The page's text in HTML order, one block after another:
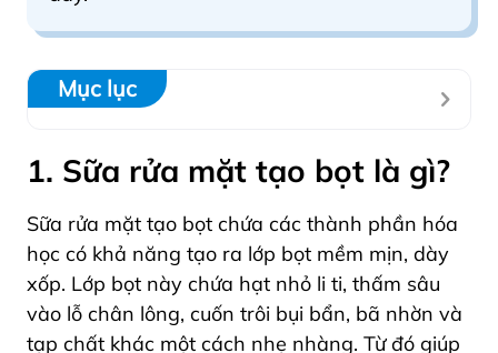
Mục lục
1. Sữa rửa mặt tạo bọt là gì?
Sữa rửa mặt tạo bọt chứa các thành phần hóa
học có khả năng tạo ra lớp bọt mềm mịn, dày
xốp. Lớp bọt này chứa hạt nhỏ li ti, thấm sâu
vào lỗ chân lông, cuốn trôi bụi bẩn, bã nhờn và
tạp chất khác một cách nhẹ nhàng. Từ đó giúp